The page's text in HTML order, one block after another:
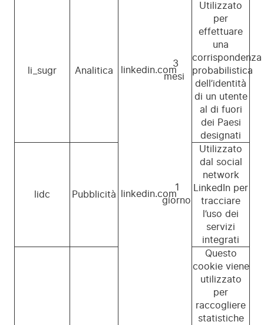
li_sugr Analitica linkedin.com
3
mesi
Utilizzato
per
effettuare
una
corrispondenza
probabilistica
dell’identità
di un utente
al di fuori
dei Paesi
designati
lidc Pubblicità linkedin.com
1
giorno
Utilizzato
dal social
network
LinkedIn per
tracciare
l’uso dei
servizi
integrati
Questo
cookie viene
utilizzato
per
raccogliere
statistiche